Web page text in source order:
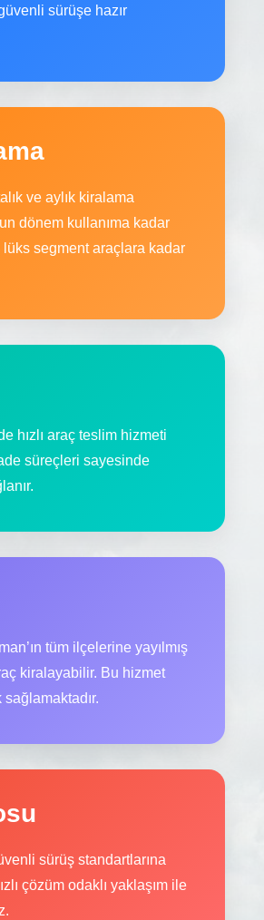
sürüşe hazır
ve aylık kiralama
dönem kullanıma kadar
segment araçlara kadar
hızlı araç teslim hizmeti
süreçleri sayesinde
tüm ilçelerine yayılmış
kiralayabilir. Bu hizmet
sürüş standartlarına
çözüm odaklı yaklaşım ile